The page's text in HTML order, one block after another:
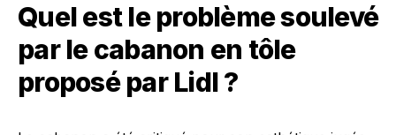
Quel est le problème soulevé
par le cabanon en tôle
proposé par Lidl ?